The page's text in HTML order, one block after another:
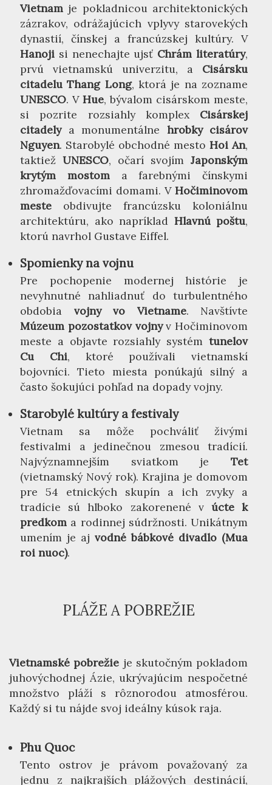
Vietnam je pokladnicou architektonických
zázrakov, odrážajúcich vplyvy starovekých
dynastií, čínskej a francúzskej kultúry. V
Hanoji si nenechajte ujsť Chrám literatúry,
prvú vietnamskú univerzitu, a Cisársku
citadelu Thang Long, ktorá je na zozname
UNESCO. V Hue, bývalom cisárskom meste,
si pozrite rozsiahly komplex Cisárskej
citadelya monumentálne hrobky cisárov
Nguyen. Starobylé obchodné mesto Hoi An,
taktiež UNESCO, očarí svojím Japonským
krytým mostoma farebnými čínskymi
zhromažďovacími domami. V Hočiminovom
meste obdivujte francúzsku koloniálnu
architektúru, ako napríklad Hlavnú poštu,
ktorú navrhol Gustave Eiffel.
Spomienky na vojnu
Pre pochopenie modernej histórie je
nevyhnutné nahliadnuť do turbulentného
obdobia vojny vo Vietname. Navštívte
Múzeum pozostatkov vojnyv Hočiminovom
meste a objavte rozsiahly systém tunelov
Cu Chi, ktoré používali vietnamskí
bojovníci. Tieto miesta ponúkajú silný a
často šokujúci pohľad na dopady vojny.
Starobylé kultúry a festivaly
Vietnam sa môže pochváliť živými
festivalmi a jedinečnou zmesou tradícií.
Najvýznamnejším sviatkom je Tet
(vietnamský Nový rok). Krajina je domovom
pre 54 etnických skupín a ich zvyky a
tradície sú hlboko zakorenené v úcte k
predkom a rodinnej súdržnosti. Unikátnym
umením je aj vodné bábkové divadlo (Mua
roi nuoc).
PLÁŽE A POBREŽIE
Vietnamské pobrežie je skutočným pokladom
juhovýchodnej Ázie, ukrývajúcim nespočetné
množstvo pláží s rôznorodou atmosférou.
Každý si tu nájde svoj ideálny kúsok raja.
Phu Quoc
Tento ostrov je právom považovaný za
jednu z najkrajších plážových destinácií,